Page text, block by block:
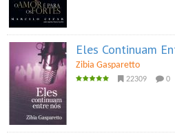
Eles Continuam
Zibia Gasparetto
22309 0